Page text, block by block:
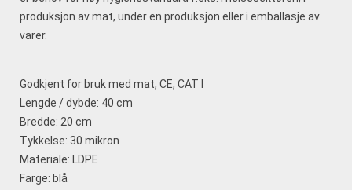
produksjon av mat, under en produksjon eller i emballasje av
varer.
Godkjent for bruk med mat, CE, CAT I
Lengde / dybde: 40 cm
Bredde: 20 cm
Tykkelse: 30 mikron
Materiale: LDPE
Farge: blå